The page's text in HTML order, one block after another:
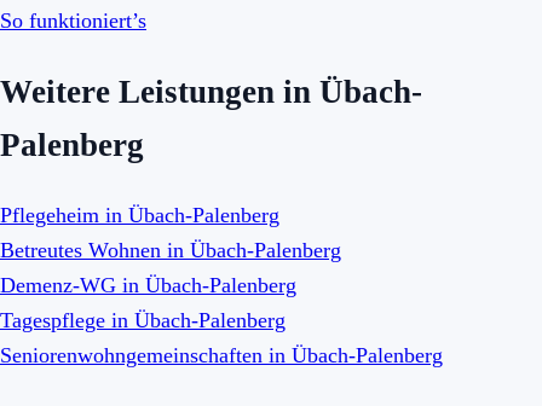
So funktioniert’s
Weitere Leistungen in Übach-
Palenberg
Pflegeheim in Übach-Palenberg
Betreutes Wohnen in Übach-Palenberg
Demenz-WG in Übach-Palenberg
Tagespflege in Übach-Palenberg
Seniorenwohngemeinschaften in Übach-Palenberg